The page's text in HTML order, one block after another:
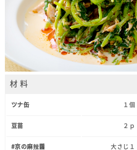
材 料
ツナ缶 １個
豆苗 ２ｐ
#京の麻辣醤 大さじ１